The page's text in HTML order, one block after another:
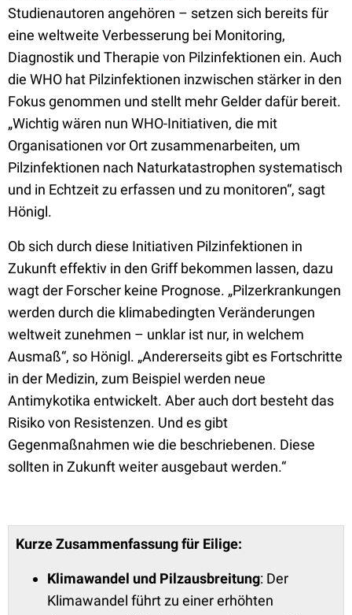
Studienautoren angehören – setzen sich bereits für
eine weltweite Verbesserung bei Monitoring,
Diagnostik und Therapie von Pilzinfektionen ein. Auch
die WHO hat Pilzinfektionen inzwischen stärker in den
Fokus genommen und stellt mehr Gelder dafür bereit.
„Wichtig wären nun WHO-Initiativen, die mit
Organisationen vor Ort zusammenarbeiten, um
Pilzinfektionen nach Naturkatastrophen systematisch
und in Echtzeit zu erfassen und zu monitoren“, sagt
Hönigl.
Ob sich durch diese Initiativen Pilzinfektionen in
Zukunft effektiv in den Griff bekommen lassen, dazu
wagt der Forscher keine Prognose. „Pilzerkrankungen
werden durch die klimabedingten Veränderungen
weltweit zunehmen – unklar ist nur, in welchem
Ausmaß“, so Hönigl. „Andererseits gibt es Fortschritte
in der Medizin, zum Beispiel werden neue
Antimykotika entwickelt. Aber auch dort besteht das
Risiko von Resistenzen. Und es gibt
Gegenmaßnahmen wie die beschriebenen. Diese
sollten in Zukunft weiter ausgebaut werden.“
Kurze Zusammenfassung für Eilige:
Klimawandel und Pilzausbreitung: Der
Klimawandel führt zu einer erhöhten